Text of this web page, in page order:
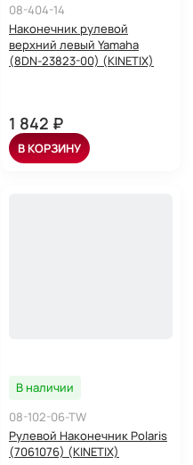
08-404-14
Наконечник рулевой
верхний левый Yamaha
(8DN-23823-00) (KINETIX)
1 842 ₽
В КОРЗИНУ
В наличии
08-102-06-TW
Рулевой Наконечник Polaris
(7061076) (KINETIX)